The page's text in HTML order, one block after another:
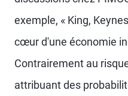
exemple, « King,
cœur d'une économie
Contrairement au
attribuant des